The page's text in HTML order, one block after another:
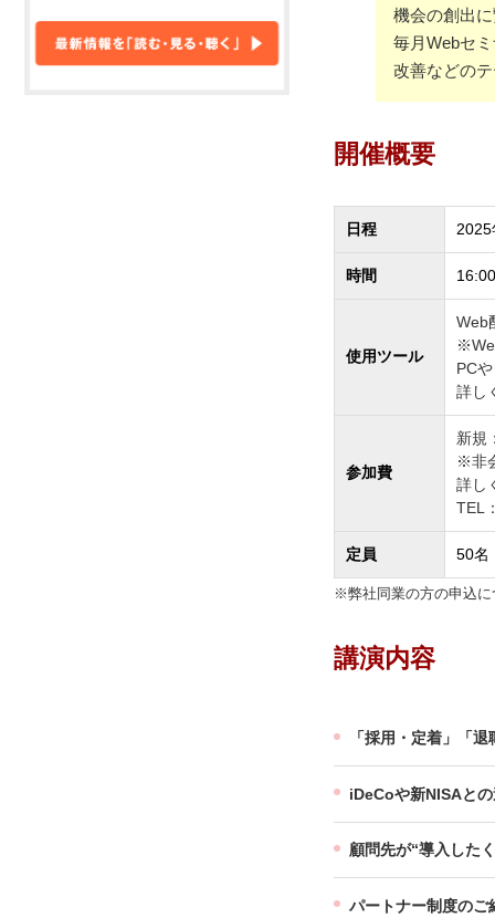
機会の創出
毎月Webセ
改善などの
開催概要
日程 2025
時間
使用ツール
Web
PC
詳し
参加費
新規
※非
詳し
TEL
定員 50名
※弊社同業の方の申込に
講演内容
「採用・定着」「
iDeCoや新NISAと
顧問先が“導入した
パートナー制度のご